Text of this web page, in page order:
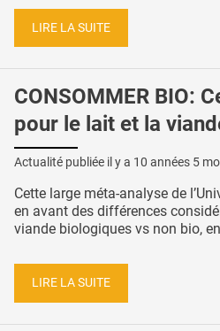
LIRE LA SUITE
CONSOMMER BIO:
pour le lait et la
Actualité publiée il y a 10 années 5
Cette large méta-analyse de
en avant des différences
viande biologiques vs non bio,
LIRE LA SUITE